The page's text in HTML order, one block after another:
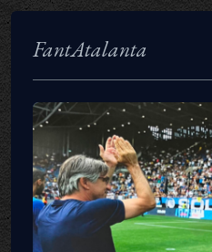
FantAtalanta